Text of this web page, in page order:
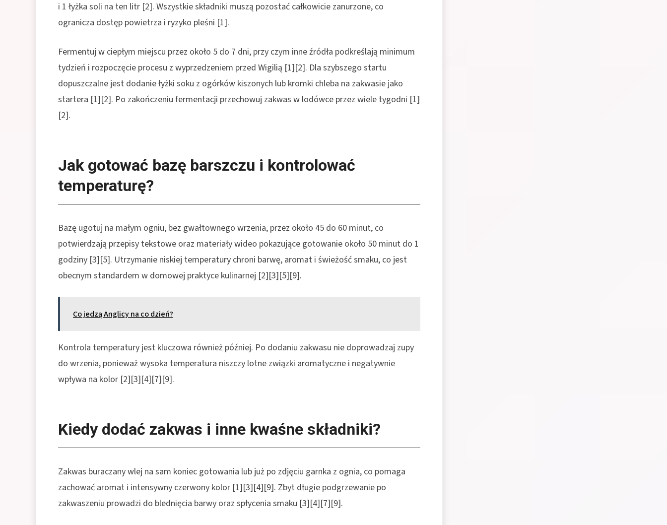
i 1 łyżka soli na ten litr [2]. Wszystkie składniki muszą pozostać całkowicie zanurzone, co
ogranicza dostęp powietrza i ryzyko pleśni [1].
Fermentuj w ciepłym miejscu przez około 5 do 7 dni, przy czym inne źródła podkreślają minimum
tydzień i rozpoczęcie procesu z wyprzedzeniem przed Wigilią [1][2]. Dla szybszego startu
dopuszczalne jest dodanie łyżki soku z ogórków kiszonych lub kromki chleba na zakwasie jako
startera [1][2]. Po zakończeniu fermentacji przechowuj zakwas w lodówce przez wiele tygodni [1]
[2].
Jak gotować bazę barszczu i kontrolować
temperaturę?
Bazę ugotuj na małym ogniu, bez gwałtownego wrzenia, przez około 45 do 60 minut, co
potwierdzają przepisy tekstowe oraz materiały wideo pokazujące gotowanie około 50 minut do 1
godziny [3][5]. Utrzymanie niskiej temperatury chroni barwę, aromat i świeżość smaku, co jest
obecnym standardem w domowej praktyce kulinarnej [2][3][5][9].
Co jedzą Anglicy na co dzień?
Kontrola temperatury jest kluczowa również później. Po dodaniu zakwasu nie doprowadzaj zupy
do wrzenia, ponieważ wysoka temperatura niszczy lotne związki aromatyczne i negatywnie
wpływa na kolor [2][3][4][7][9].
Kiedy dodać zakwas i inne kwaśne składniki?
Zakwas buraczany wlej na sam koniec gotowania lub już po zdjęciu garnka z ognia, co pomaga
zachować aromat i intensywny czerwony kolor [1][3][4][9]. Zbyt długie podgrzewanie po
zakwaszeniu prowadzi do blednięcia barwy oraz spłycenia smaku [3][4][7][9].